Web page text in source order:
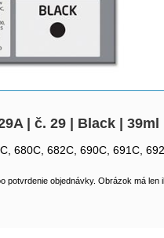
| č. 29 | Black | 39ml
680C, 682C, 690C, 691C,
potvrdenie objednávky. Obrázok má len